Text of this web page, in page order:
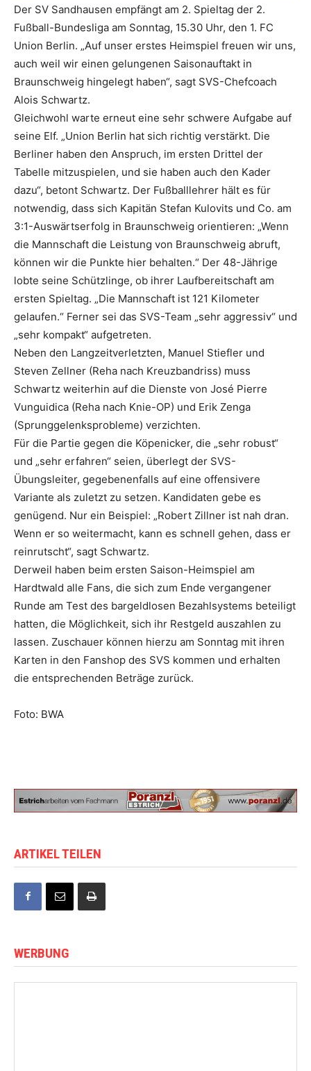
Der SV Sandhausen empfängt am 2. Spieltag der 2.
Fußball-Bundesliga am Sonntag, 15.30 Uhr, den 1. FC
Union Berlin. „Auf unser erstes Heimspiel freuen wir uns,
auch weil wir einen gelungenen Saisonauftakt in
Braunschweig hingelegt haben“, sagt SVS-Chefcoach
Alois Schwartz.
Gleichwohl warte erneut eine sehr schwere Aufgabe auf
seine Elf. „Union Berlin hat sich richtig verstärkt. Die
Berliner haben den Anspruch, im ersten Drittel der
Tabelle mitzuspielen, und sie haben auch den Kader
dazu“, betont Schwartz. Der Fußballlehrer hält es für
notwendig, dass sich Kapitän Stefan Kulovits und Co. am
3:1-Auswärtserfolg in Braunschweig orientieren: „Wenn
die Mannschaft die Leistung von Braunschweig abruft,
können wir die Punkte hier behalten.“ Der 48-Jährige
lobte seine Schützlinge, ob ihrer Laufbereitschaft am
ersten Spieltag. „Die Mannschaft ist 121 Kilometer
gelaufen.“ Ferner sei das SVS-Team „sehr aggressiv“ und
„sehr kompakt“ aufgetreten.
Neben den Langzeitverletzten, Manuel Stiefler und
Steven Zellner (Reha nach Kreuzbandriss) muss
Schwartz weiterhin auf die Dienste von José Pierre
Vunguidica (Reha nach Knie-OP) und Erik Zenga
(Sprunggelenksprobleme) verzichten.
Für die Partie gegen die Köpenicker, die „sehr robust“
und „sehr erfahren“ seien, überlegt der SVS-
Übungsleiter, gegebenenfalls auf eine offensivere
Variante als zuletzt zu setzen. Kandidaten gebe es
genügend. Nur ein Beispiel: „Robert Zillner ist nah dran.
Wenn er so weitermacht, kann es schnell gehen, dass er
reinrutscht“, sagt Schwartz.
Derweil haben beim ersten Saison-Heimspiel am
Hardtwald alle Fans, die sich zum Ende vergangener
Runde am Test des bargeldlosen Bezahlsystems beteiligt
hatten, die Möglichkeit, sich ihr Restgeld auszahlen zu
lassen. Zuschauer können hierzu am Sonntag mit ihren
Karten in den Fanshop des SVS kommen und erhalten
die entsprechenden Beträge zurück.
Foto: BWA
ARTIKEL TEILEN
WERBUNG